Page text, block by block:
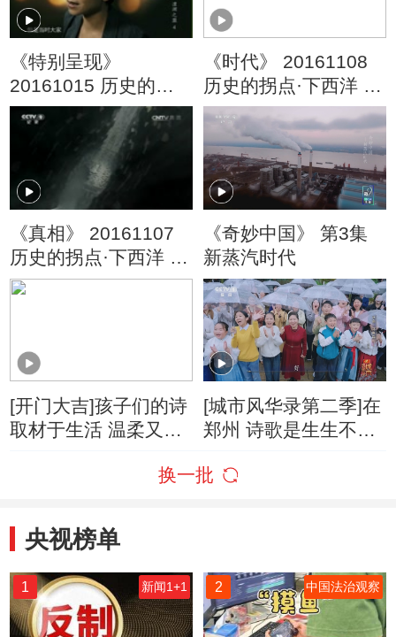
《特别呈现》
20161015 历史的拐
点·澶渊之盟 第四集
《时代》 20161108
历史的拐点·下西洋 第
三集
《真相》 20161107
历史的拐点·下西洋 第
二集
《奇妙中国》 第3集
新蒸汽时代
[开门大吉]孩子们的诗
取材于生活 温柔又细
[城市风华录第二季]在
郑州 诗歌是生生不息
换一批
央视榜单
1 新闻1+1 2 中国法治观察